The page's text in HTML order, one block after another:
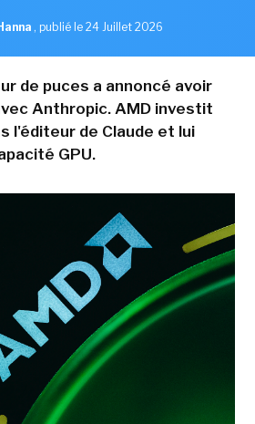
, publié le 24 Juillet 2026
de puces a annoncé avoir
Anthropic. AMD investit
l'éditeur de Claude et lui
GPU.